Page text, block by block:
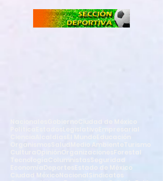
Organismos
Seguridad
Estado de México
Sindicatos